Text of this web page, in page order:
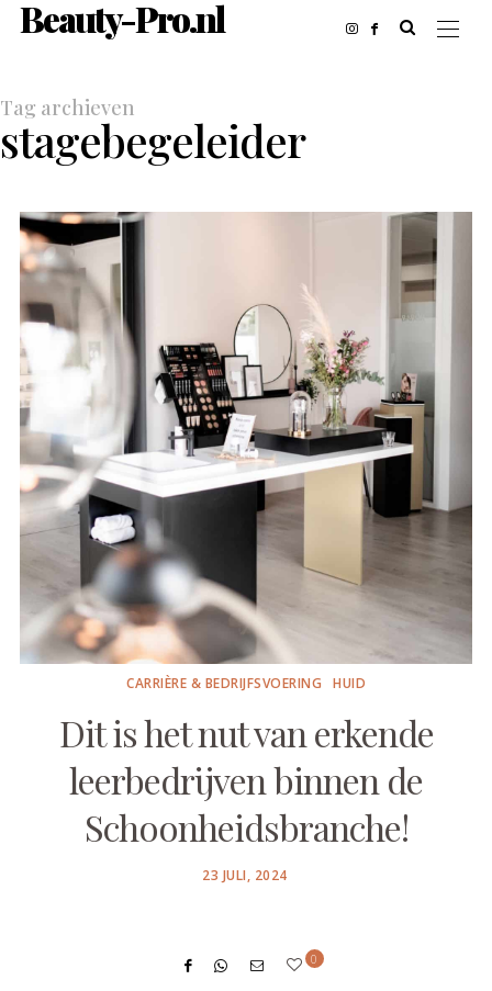
Beauty-Pro.nl
Tag archieven
stagebegeleider
CARRIÈRE & BEDRIJFSVOERING HUID
Dit is het nut van erkende
leerbedrijven binnen de
Schoonheidsbranche!
POSTED
23 JULI, 2024
0